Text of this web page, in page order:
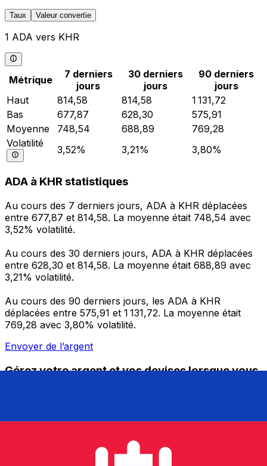
Taux Valeur convertie
1 ADA vers KHR
Métrique
7 derniers
jours
30 derniers
jours
90 derniers
jours
Haut
814,58 814,58
1 131,72
Bas
677,87 628,30
575,91
Moyenne
748,54 688,89
769,28
Volatilité
3,52% 3,21% 3,80%
ADA à KHR statistiques
Au cours des 7 derniers jours, ADA à KHR déplacées
entre 677,87 et 814,58. La moyenne était 748,54 avec
3,52% volatilité.
Au cours des 30 derniers jours, ADA à KHR déplacées
entre 628,30 et 814,58. La moyenne était 688,89 avec
3,21% volatilité.
Au cours des 90 derniers jours, les ADA à KHR
déplacées entre 575,91 et 1 131,72. La moyenne était
769,28 avec 3,80% volatilité.
Envoyer de l’argent
Gérez votre argent et vos devises lorsque vous
nécessaires pour vos transferts d'argent internationaux
programmez des alertes de taux et transférez de
l'argent à l'étranger sans frais cachés. Téléchargez